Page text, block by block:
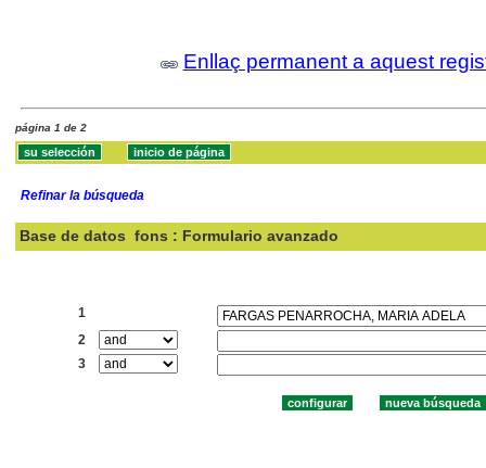
Enllaç permanent a aquest
página 1 de 2
Refinar la búsqueda
Base de datos fons : Formulario avanzado
1
2
3